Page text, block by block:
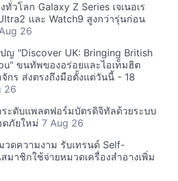
วโลก Galaxy Z Series เจเนอเร
และ Watch9 สูงกว่ารุ่นก่อน
26
ญ "Discover UK: Bringing British
ขนทัพของอร่อยและไอเท็มฮิต
กร ส่งตรงถึงมือตั้งแต่วันนี้ - 18
26
ระดับแพลตฟอร์มบัตรดิจิทัลด้วยระบบ
ภัยใหม่ 7 Aug 26
วดความงาม รับเทรนด์ Self-
มาชิกใช้จ่ายหมวดเครื่องสำอางเพิ่ม